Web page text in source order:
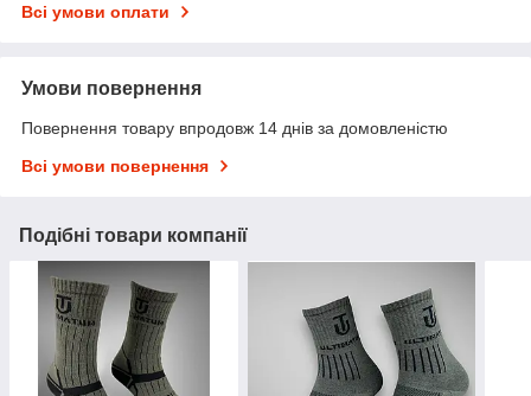
Всі умови оплати
Умови повернення
Повернення товару впродовж 14 днів за домовленістю
Всі умови повернення
Подібні товари компанії